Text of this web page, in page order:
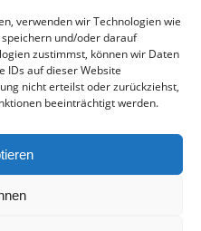
verwenden wir Technologien wie
und/oder darauf
zustimmst, können wir Daten
IDs auf dieser Website
nicht erteilst oder zurückziehst,
beeinträchtigt werden.